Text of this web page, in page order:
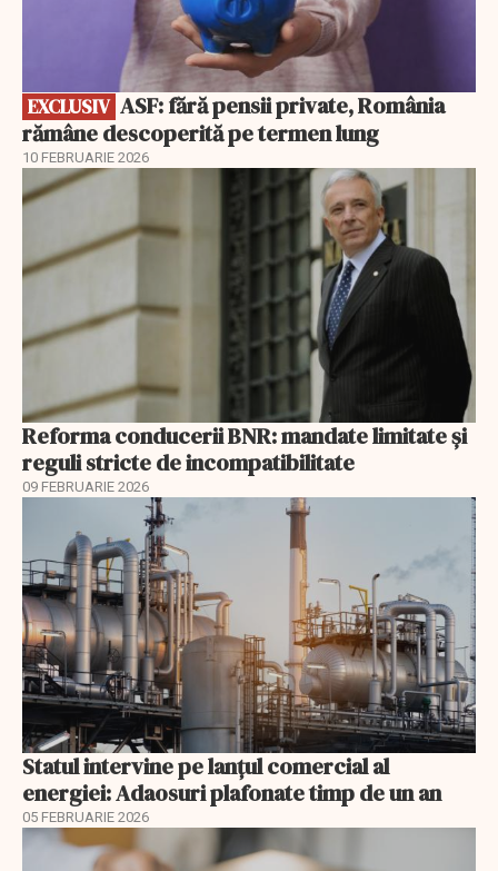
EXCLUSIV
rămâne descoperită pe termen lung
10 FEBRUARIE 2026
Reforma conducerii BNR: mandate limitate și
reguli stricte de incompatibilitate
09 FEBRUARIE 2026
Statul intervine pe lanțul comercial al
energiei: Adaosuri plafonate timp de un an
05 FEBRUARIE 2026